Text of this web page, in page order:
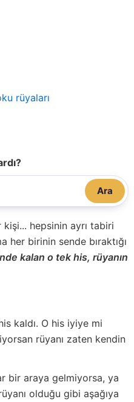
rüyaları
Ara
hepsinin ayrı tabiri
her birinin sende bıraktığı
kalan o tek his, rüyanın
kaldı. O his iyiye mi
rüyanı zaten kendin
bir araya gelmiyorsa, ya
olduğu gibi aşağıya